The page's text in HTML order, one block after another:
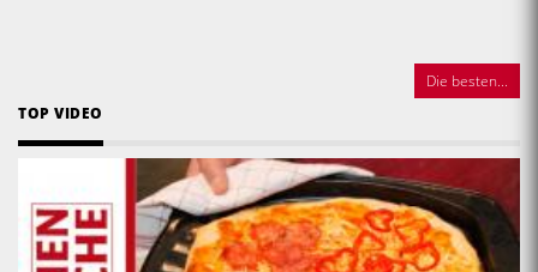
Die besten...
TOP VIDEO